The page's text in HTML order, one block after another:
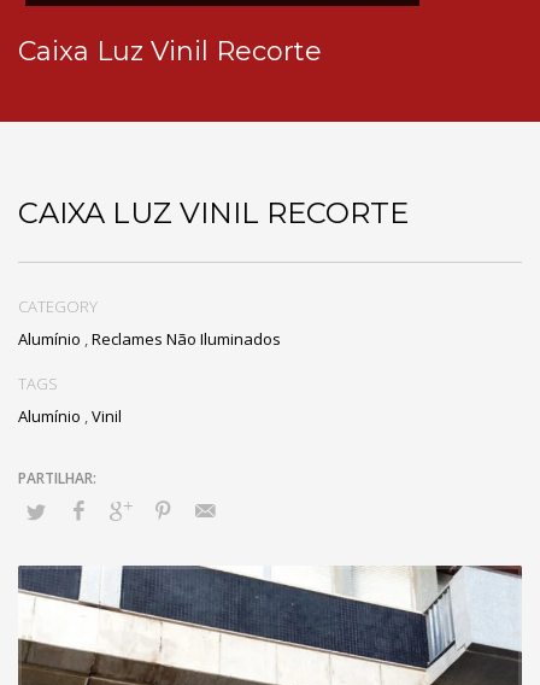
Caixa Luz Vinil Recorte
CAIXA LUZ VINIL RECORTE
CATEGORY
Alumínio ,Reclames Não Iluminados
TAGS
Alumínio ,Vinil